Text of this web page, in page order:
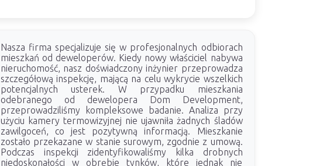
Nasza firma specjalizuje się w profesjonalnych odbiorach
mieszkań od deweloperów. Kiedy nowy właściciel nabywa
nieruchomość, nasz doświadczony inżynier przeprowadza
szczegółową inspekcję, mającą na celu wykrycie wszelkich
potencjalnych usterek. W przypadku mieszkania
odebranego od dewelopera Dom Development,
przeprowadziliśmy kompleksowe badanie. Analiza przy
użyciu kamery termowizyjnej nie ujawniła żadnych śladów
zawilgoceń, co jest pozytywną informacją. Mieszkanie
zostało przekazane w stanie surowym, zgodnie z umową.
Podczas inspekcji zidentyfikowaliśmy kilka drobnych
niedoskonałości w obrębie tynków, które jednak nie